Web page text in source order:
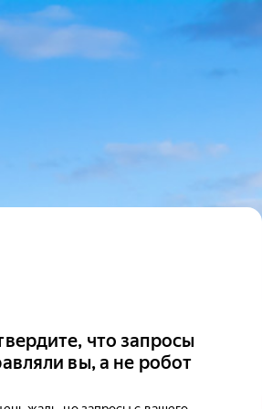
что запросы
вы, а не робот